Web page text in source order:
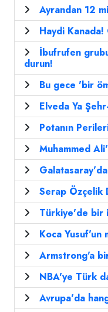
Ayrandan 12
Haydi Kanada!
İbufrufen
durun!
Bu gece 'bir
Elveda Ya
Potanın
Muhammed
Serap Özçelik
Türkiye'de bir
Koca Yusuf'un
Armstrong'a
NBA'ye Türk
Avrupa'da